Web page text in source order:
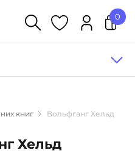
0
книг Вольфганг Хельд
Хельд